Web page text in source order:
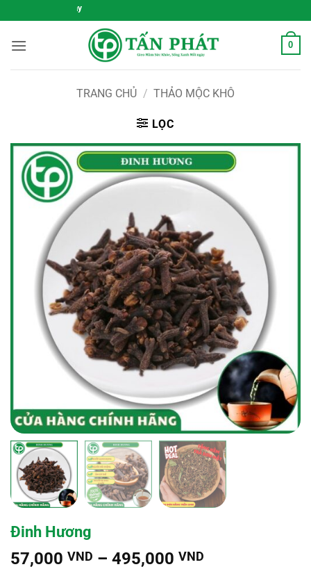
qua
nội
0
TRANG CHỦ / THẢO MỘC KHÔ
LỌC
Đinh Hương
57,000 VND – 495,000 VND